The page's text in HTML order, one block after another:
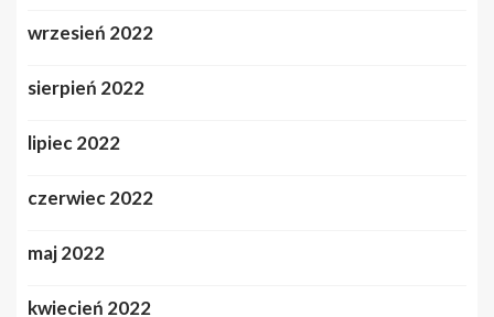
wrzesień 2022
sierpień 2022
lipiec 2022
czerwiec 2022
maj 2022
kwiecień 2022